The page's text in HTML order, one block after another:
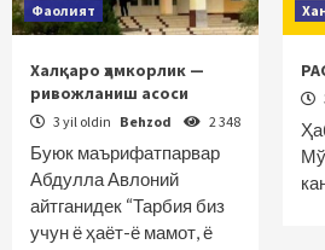
Фаолият
Халқаро ҳамкорлик —
ривожланиш асоси
3 yil oldin Behzod 2 348
Буюк маърифатпарвар
Абдулла Авлоний
айтганидек “Тарбия биз
учун ё ҳаёт-ё мамот, ё